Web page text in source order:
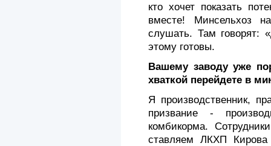
кто хочет показать
вместе! Минсельхоз
слушать. Там говорят:
этому готовы.
Вашему заводу уже
хваткой перейдете в
Я производственник,
призвание -
комбикорма.
ставляем ЛКХП